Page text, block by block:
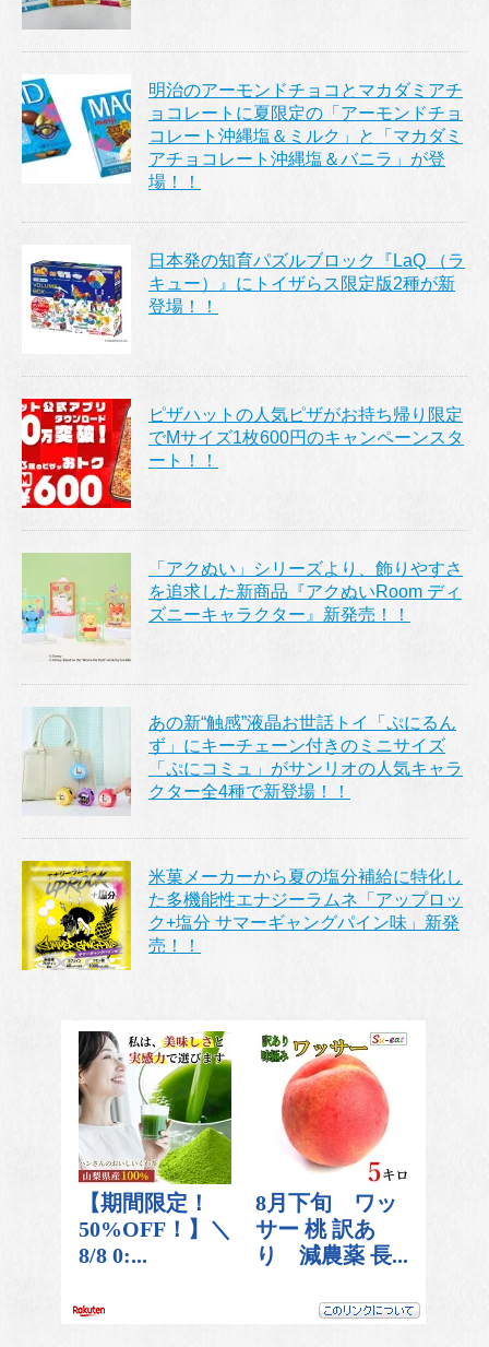
明治のアーモンドチョコとマカダミアチ
ョコレートに夏限定の「アーモンドチョ
コレート沖縄塩＆ミルク」と「マカダミ
アチョコレート沖縄塩＆バニラ」が登
場！！
日本発の知育パズルブロック『LaQ （ラ
キュー）』にトイザらス限定版2種が新
登場！！
ピザハットの人気ピザがお持ち帰り限定
でMサイズ1枚600円のキャンペーンスタ
ート！！
「アクぬい」シリーズより、飾りやすさ
を追求した新商品『アクぬいRoom ディ
ズニーキャラクター』新発売！！
あの新“触感”液晶お世話トイ「ぷにるん
ず」にキーチェーン付きのミニサイズ
「ぷにコミュ」がサンリオの人気キャラ
クター全4種で新登場！！
米菓メーカーから夏の塩分補給に特化し
た多機能性エナジーラムネ「アップロッ
ク+塩分 サマーギャングパイン味」新発
売！！